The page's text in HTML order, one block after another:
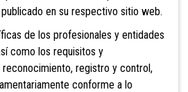
en su respectivo sitio web.
de los profesionales y entidades
como los requisitos y
registro y control,
conforme a lo